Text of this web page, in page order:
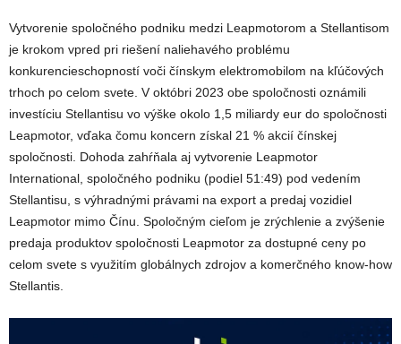
Vytvorenie spoločného podniku medzi Leapmotorom a Stellantisom
je krokom vpred pri riešení naliehavého problému
konkurencieschopností voči čínskym elektromobilom na kľúčových
trhoch po celom svete. V októbri 2023 obe spoločnosti oznámili
investíciu Stellantisu vo výške okolo 1,5 miliardy eur do spoločnosti
Leapmotor, vďaka čomu koncern získal 21 % akcií čínskej
spoločnosti. Dohoda zahŕňala aj vytvorenie Leapmotor
International, spoločného podniku (podiel 51:49) pod vedením
Stellantisu, s výhradnými právami na export a predaj vozidiel
Leapmotor mimo Čínu. Spoločným cieľom je zrýchlenie a zvýšenie
predaja produktov spoločnosti Leapmotor za dostupné ceny po
celom svete s využitím globálnych zdrojov a komerčného know-how
Stellantis.